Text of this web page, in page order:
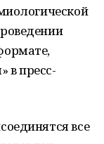
в пресс-
все